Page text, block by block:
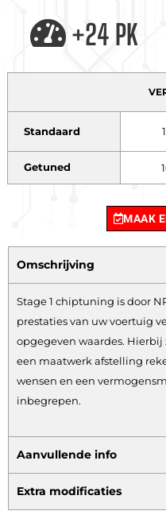
+24 PK
Standaard
Getuned
MAAK
Omschrijving
Stage 1 chiptuning is door
prestaties van uw voertuig
opgegeven waardes.
een maatwerk afstelling
wensen en een
inbegrepen.
Aanvullende info
Extra modificaties